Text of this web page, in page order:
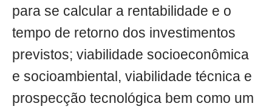
para se calcular a rentabilidade e o
tempo de retorno dos investimentos
previstos; viabilidade socioeconômica
e socioambiental, viabilidade técnica e
prospecção tecnológica bem como um